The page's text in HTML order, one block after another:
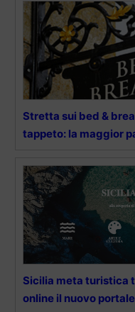
Stretta sui bed &
tappeto: la maggior
Sicilia meta turistica
online il nuovo